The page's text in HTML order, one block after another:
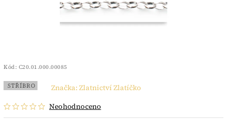
Kód: C20.01.000.00085
STŘÍBRO
Neohodnoceno
Značka: Zlatnictví Zlatíčko